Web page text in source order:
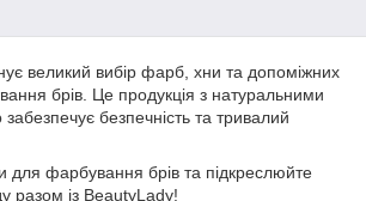
великий вибір фарб, хни та допоміжних
брів. Це продукція з натуральними
безпечність та тривалий
для фарбування брів та підкреслюйте
разом із BeautyLady!